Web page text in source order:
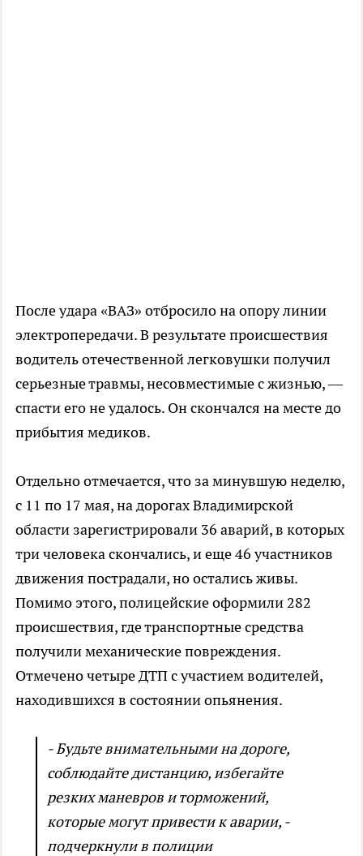
После удара «ВАЗ» отбросило на опору линии
электропередачи. В результате происшествия
водитель отечественной легковушки получил
серьезные травмы, несовместимые с жизнью, —
спасти его не удалось. Он скончался на месте до
прибытия медиков.
Отдельно отмечается, что за минувшую неделю,
с 11 по 17 мая, на дорогах Владимирской
области зарегистрировали 36 аварий, в которых
три человека скончались, и еще 46 участников
движения пострадали, но остались живы.
Помимо этого, полицейские оформили 282
происшествия, где транспортные средства
получили механические повреждения.
Отмечено четыре ДТП с участием водителей,
находившихся в состоянии опьянения.
- Будьте внимательными на дороге,
соблюдайте дистанцию, избегайте
резких маневров и торможений,
которые могут привести к аварии, -
подчеркнули в полиции